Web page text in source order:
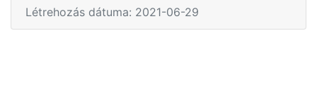
Létrehozás dátuma: 2021-06-29